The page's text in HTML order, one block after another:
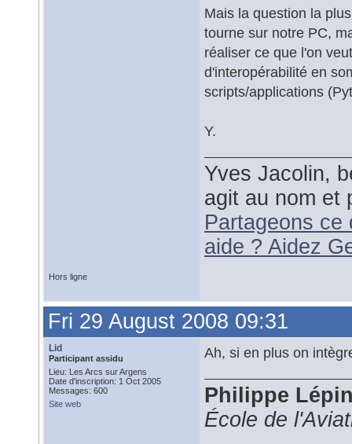
Mais la question la
tourne sur notre PC,
réaliser ce que l'on
d'interopérabilité en
scripts/applications
Y.
Yves Jacolin,
agit au nom et
Partageons ce
aide ? Aidez
Hors ligne
Fri 29 August 2008 09:31
Lid
Participant assidu
Lieu: Les Arcs sur Argens
Date d'inscription: 1 Oct 2005
Messages: 600
Site web
Ah, si en plus on
Philippe
École de